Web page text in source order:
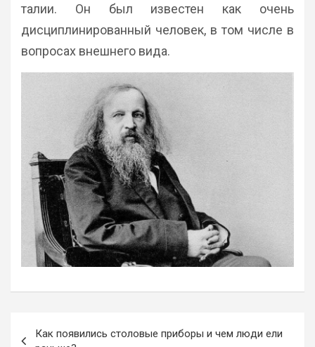
талии. Он был известен как очень
дисциплинированный человек, в том числе в
вопросах внешнего вида.
Как появились столовые приборы и чем люди ели